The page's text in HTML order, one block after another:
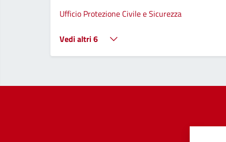
Ufficio Protezione Civile e Sicurezza
Vedi altri 6